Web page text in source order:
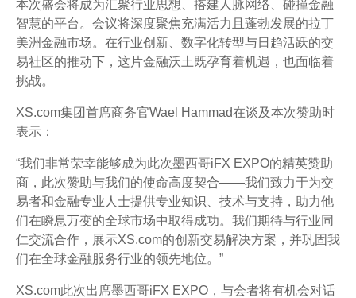
本次盛会将成为汇聚行业思想、搭建人脉网络、碰撞金融
智慧的平台。会议将深度聚焦充满活力且蓬勃发展的拉丁
美洲金融市场。在行业创新、数字化转型与日趋活跃的交
易社区的推动下，这片金融沃土既孕育着机遇，也面临着
挑战。
XS.com集团首席商务官Wael Hammad在谈及本次赞助时
表示：
“我们非常荣幸能够成为此次墨西哥iFX EXPO的精英赞助
商，此次赞助与我们的使命高度契合——我们致力于为交
易者和金融专业人士提供专业知识、技术与支持，助力他
们在瞬息万变的全球市场中取得成功。我们期待与行业同
仁交流合作，展示XS.com的创新交易解决方案，并巩固我
们在全球金融服务行业的领先地位。”
XS.com此次出席墨西哥iFX EXPO，与会者将有机会对话